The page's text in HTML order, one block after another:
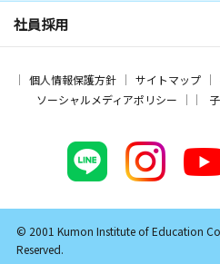
社員採用
個人情報保護方針 サイトマップ
ソーシャルメディアポリシー
© 2001 Kumon Institute of Education
Reserved.